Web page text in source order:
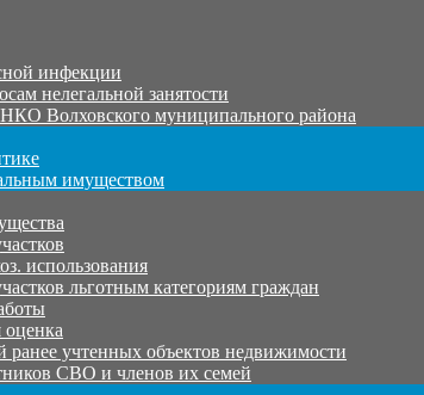
инфекции
нелегальной занятости
Волховского муниципального района
имуществом
использования
льготным категориям граждан
оценка
ранее учтенных объектов недвижимости
СВО и членов их семей